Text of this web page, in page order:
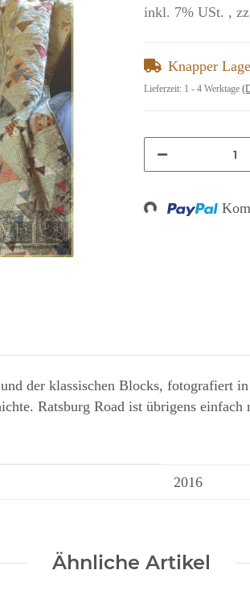
inkl. 7% USt. ,
Knapper
Lieferzeit: 1 - 4 Werktage
Loading...
der klassischen Blocks, fotografiert
Ratsburg Road ist übrigens
2016
Ähnliche Artikel